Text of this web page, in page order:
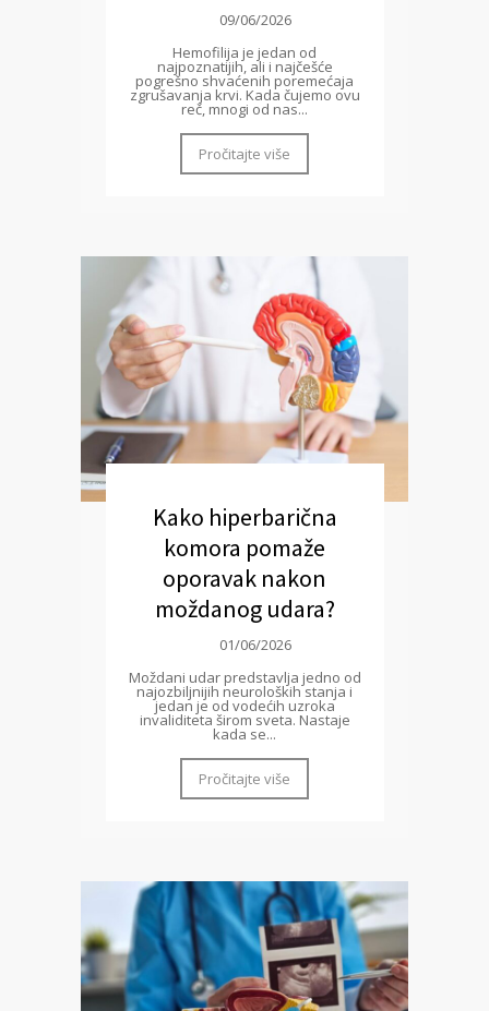
09/06/2026
Hemofilija je jedan od
najpoznatijih, ali i najčešće
pogrešno shvaćenih poremećaja
zgrušavanja krvi. Kada čujemo ovu
reč, mnogi od nas...
Pročitajte više
Kako hiperbarična
komora pomaže
oporavak nakon
moždanog udara?
01/06/2026
Moždani udar predstavlja jedno od
najozbiljnijih neuroloških stanja i
jedan je od vodećih uzroka
invaliditeta širom sveta. Nastaje
kada se...
Pročitajte više